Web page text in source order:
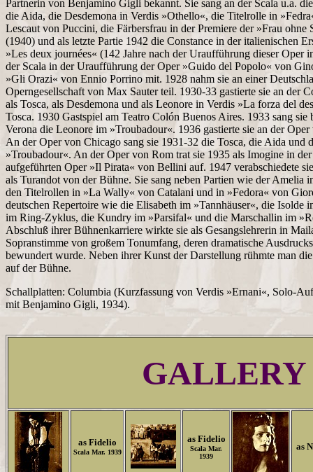
Partnerin von Benjamino Gigli bekannt. Sie sang an der Scala u.a.
die Aida, die Desdemona in Verdis »Othello«, die Titelrolle in
Lescaut von Puccini, die Färbersfrau in der Premiere der »Frau ohne
(1940) und als letzte Partie 1942 die Constance in der italienischen
»Les deux journées« (142 Jahre nach der Uraufführung dieser Oper
der Scala in der Uraufführung der Oper »Guido del Popolo« von
»Gli Orazi« von Ennio Porrino mit. 1928 nahm sie an einer
Operngesellschaft von Max Sauter teil. 1930-33 gastierte sie an der
als Tosca, als Desdemona und als Leonore in Verdis »La forza del
Tosca. 1930 Gastspiel am Teatro Colón Buenos Aires. 1933 sang sie
Verona die Leonore im »Troubadour«. 1936 gastierte sie an der
An der Oper von Chicago sang sie 1931-32 die Tosca, die Aida und
»Troubadour«. An der Oper von Rom trat sie 1935 als Imogine in
aufgeführten Oper »Il Pirata« von Bellini auf. 1947 verabschiedete
als Turandot von der Bühne. Sie sang neben Partien wie der Amelia
den Titelrollen in »La Wally« von Catalani und in »Fedora« von
deutschen Repertoire wie die Elisabeth im »Tannhäuser«, die Isolde
im Ring-Zyklus, die Kundry im »Parsifal« und die Marschallin im
Abschluß ihrer Bühnenkarriere wirkte sie als Gesangslehrerin in
Sopranstimme von großem Tonumfang, deren dramatische
bewundert wurde. Neben ihrer Kunst der Darstellung rühmte man
auf der Bühne.
Schallplatten: Columbia (Kurzfassung von Verdis »Ernani«, Solo-
mit Benjamino Gigli, 1934).
GALLERY
as Fidelio
Scala Mar. 1939
as Fidelio
Scala Mar.
1939
as